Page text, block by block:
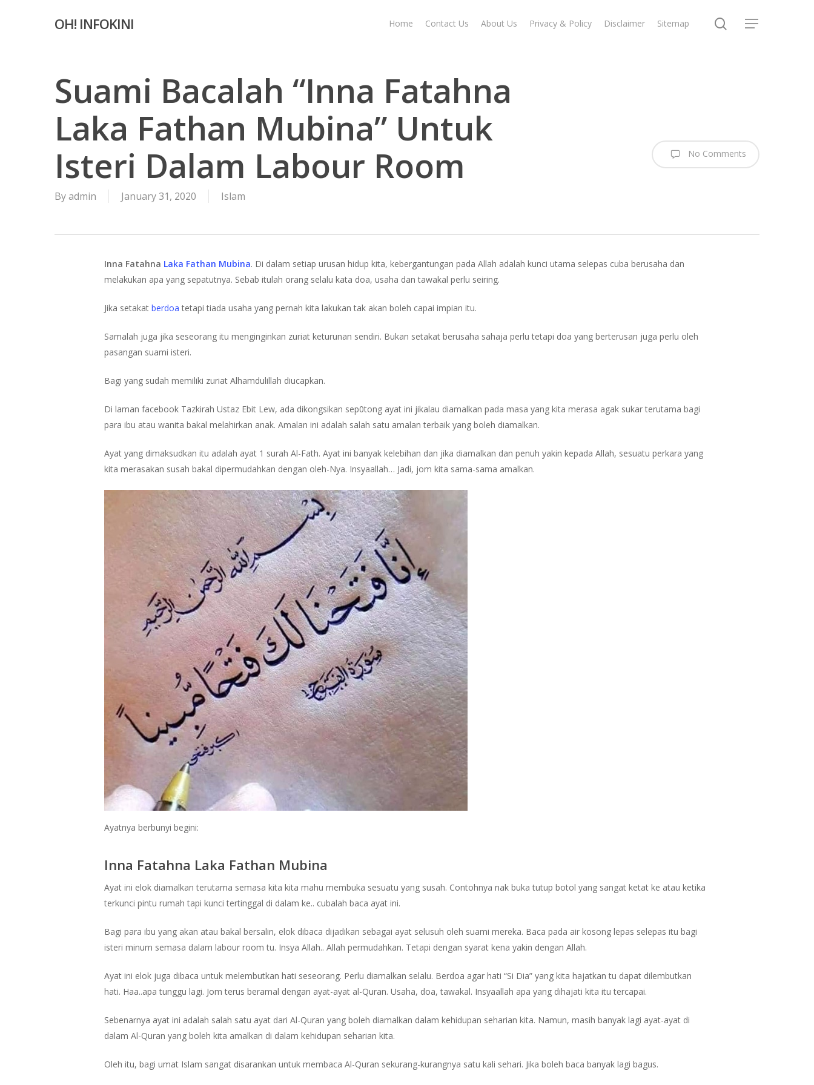
OH! INFOKINI Home Contact Us About Us Privacy & Policy Disclaimer Sitemap search
Menu
Suami Bacalah “Inna Fatahna
Laka Fathan Mubina” Untuk
Isteri Dalam Labour Room
Byadmin January 31, 2020 Islam
No Comments
Inna Fatahna Laka Fathan Mubina. Di dalam setiap urusan hidup kita, kebergantungan pada Allah adalah kunci utama selepas cuba berusaha dan
melakukan apa yang sepatutnya. Sebab itulah orang selalu kata doa, usaha dan tawakal perlu seiring.
Jika setakat berdoa tetapi tiada usaha yang pernah kita lakukan tak akan boleh capai impian itu.
Samalah juga jika seseorang itu menginginkan zuriat keturunan sendiri. Bukan setakat berusaha sahaja perlu tetapi doa yang berterusan juga perlu oleh
pasangan suami isteri.
Bagi yang sudah memiliki zuriat Alhamdulillah diucapkan.
Di laman facebook Tazkirah Ustaz Ebit Lew, ada dikongsikan sep0tong ayat ini jikalau diamalkan pada masa yang kita merasa agak sukar terutama bagi
para ibu atau wanita bakal melahirkan anak. Amalan ini adalah salah satu amalan terbaik yang boleh diamalkan.
Ayat yang dimaksudkan itu adalah ayat 1 surah Al-Fath. Ayat ini banyak kelebihan dan jika diamalkan dan penuh yakin kepada Allah, sesuatu perkara yang
kita merasakan susah bakal dipermudahkan dengan oleh-Nya. Insyaallah… Jadi, jom kita sama-sama amalkan.
Ayatnya berbunyi begini:
Inna Fatahna Laka Fathan Mubina
Ayat ini elok diamalkan terutama semasa kita kita mahu membuka sesuatu yang susah. Contohnya nak buka tutup botol yang sangat ketat ke atau ketika
terkunci pintu rumah tapi kunci tertinggal di dalam ke.. cubalah baca ayat ini.
Bagi para ibu yang akan atau bakal bersalin, elok dibaca dijadikan sebagai ayat selusuh oleh suami mereka. Baca pada air kosong lepas selepas itu bagi
isteri minum semasa dalam labour room tu. Insya Allah.. Allah permudahkan. Tetapi dengan syarat kena yakin dengan Allah.
Ayat ini elok juga dibaca untuk melembutkan hati seseorang. Perlu diamalkan selalu. Berdoa agar hati “Si Dia” yang kita hajatkan tu dapat dilembutkan
hati. Haa..apa tunggu lagi. Jom terus beramal dengan ayat-ayat al-Quran. Usaha, doa, tawakal. Insyaallah apa yang dihajati kita itu tercapai.
Sebenarnya ayat ini adalah salah satu ayat dari Al-Quran yang boleh diamalkan dalam kehidupan seharian kita. Namun, masih banyak lagi ayat-ayat di
dalam Al-Quran yang boleh kita amalkan di dalam kehidupan seharian kita.
Oleh itu, bagi umat Islam sangat disarankan untuk membaca Al-Quran sekurang-kurangnya satu kali sehari. Jika boleh baca banyak lagi bagus.